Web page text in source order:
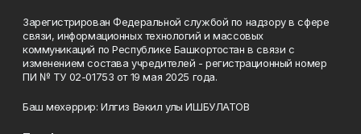
Зарегистрирован Федеральной службой по надзору в сфере
связи, информационных технологий и массовых
коммуникаций по Республике Башкортостан в связи с
изменением состава учредителей - регистрационный номер
ПИ № ТУ 02-01753 от 19 мая 2025 года.
Баш мөхәррир: Илгиз Вәкил улы ИШБУЛАТОВ